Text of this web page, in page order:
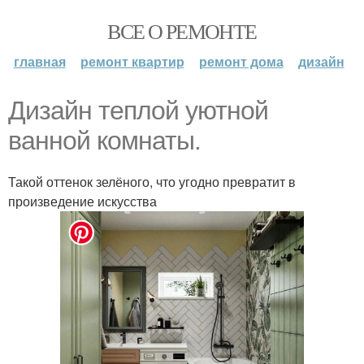
ВСЕ О РЕМОНТЕ
главная ремонт квартир ремонт дома дизайн
Дизайн теплой уютной
ванной комнаты.
Такой оттенок зелёного, что угодно превратит в
произведение искусства